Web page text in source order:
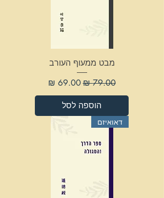
מבט ממעוף העורב
מחיר רגיל‏79.00 ‏₪ מחיר מבצע‏69.00 ‏₪
הוספה לסל
דאואיזם